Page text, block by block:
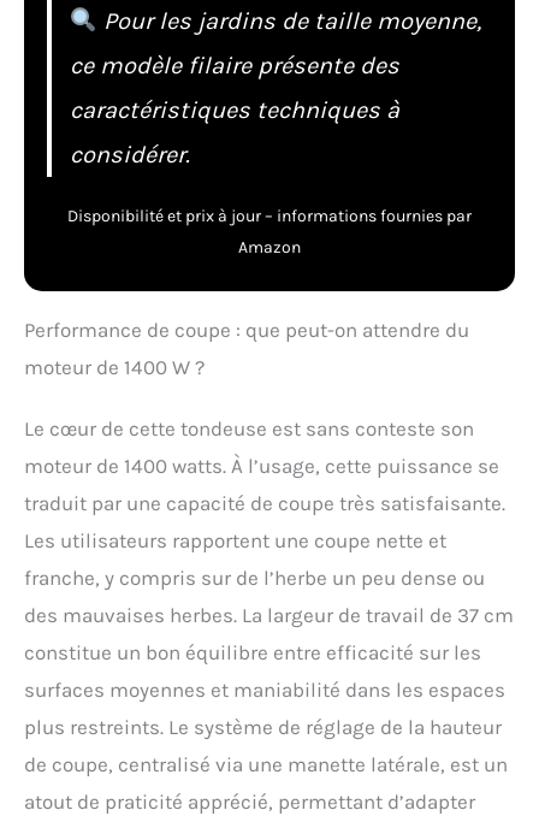
Pour les jardins de taille moyenne,
ce modèle filaire présente des
caractéristiques techniques à
considérer.
Disponibilité et prix à jour – informations fournies par
Amazon
Performance de coupe : que peut-on attendre du
moteur de 1400 W ?
Le cœur de cette tondeuse est sans conteste son
moteur de 1400 watts. À l’usage, cette puissance se
traduit par une capacité de coupe très satisfaisante.
Les utilisateurs rapportent une coupe nette et
franche, y compris sur de l’herbe un peu dense ou
des mauvaises herbes. La largeur de travail de 37 cm
constitue un bon équilibre entre efficacité sur les
surfaces moyennes et maniabilité dans les espaces
plus restreints. Le système de réglage de la hauteur
de coupe, centralisé via une manette latérale, est un
atout de praticité apprécié, permettant d’adapter